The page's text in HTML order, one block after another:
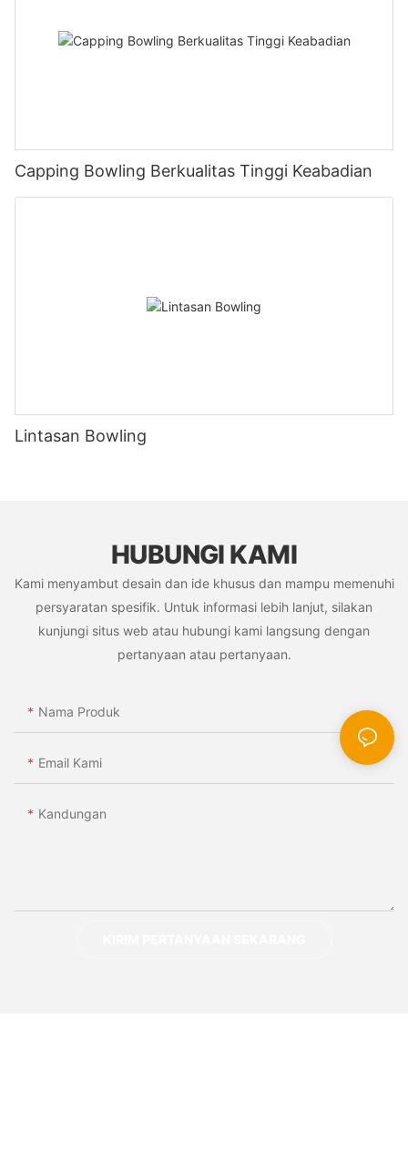
Capping Bowling Berkualitas Tinggi Keabadian
Lintasan Bowling
HUBUNGI KAMI
Kami menyambut desain dan ide khusus dan mampu memenuhi
persyaratan spesifik. Untuk informasi lebih lanjut, silakan
kunjungi situs web atau hubungi kami langsung dengan
pertanyaan atau pertanyaan.
Nama Produk
Email Kami
Kandungan